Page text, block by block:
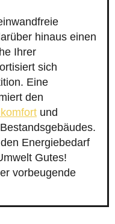
hinaus einen
Ihrer
sich
Eine
den
und
Energiebedarf
Gutes!
vorbeugende